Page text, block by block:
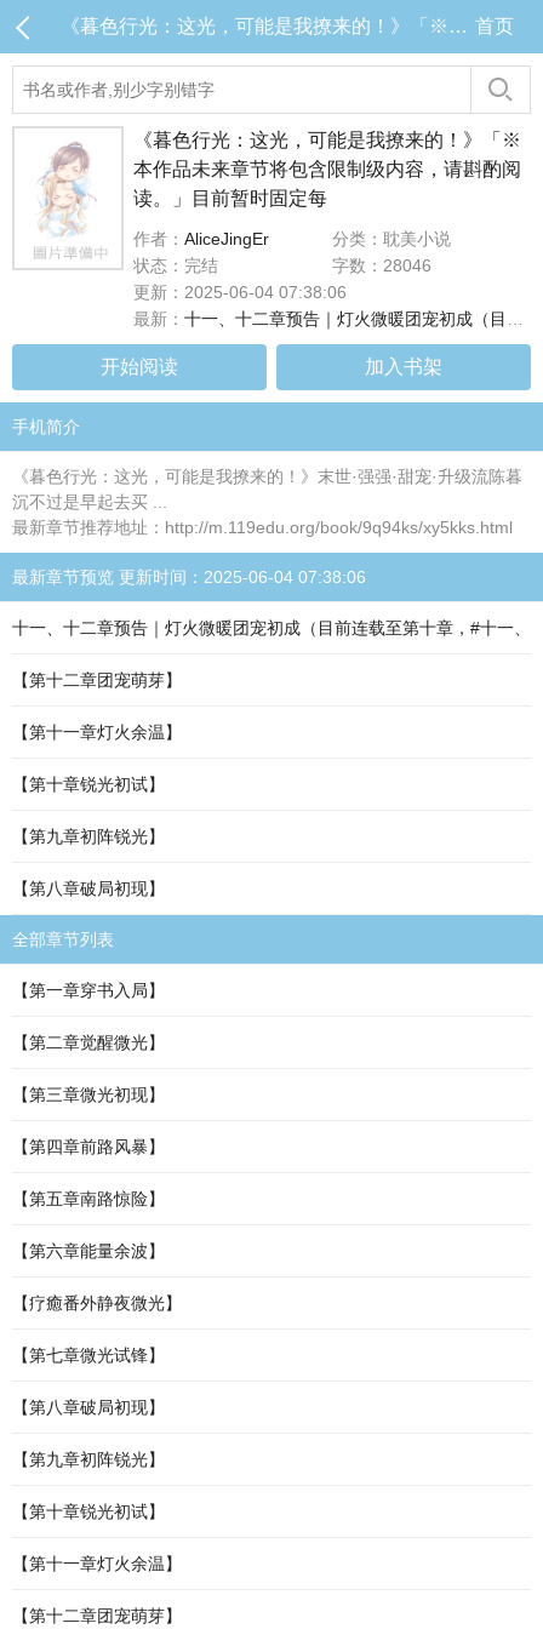
《暮色行光：这光，可能是我撩来的！》「※本作品未来章节将包含限制级内容，请斟酌阅读。」目前暂时固定每 目录 (共14章) 首页
《暮色行光：这光，可能是我撩来的！》「※
本作品未来章节将包含限制级内容，请斟酌阅
读。」目前暂时固定每
作者： AliceJingEr
分类：耽美小说
状态：完结
字数：28046
更新：2025-06-04 07:38:06
最新： 十一、十二章预告｜灯火微暖团宠初成（目前连载至第十章，#十一、十二章将於下周二早上8点更新！）
开始阅读 加入书架
手机简介
《暮色行光：这光，可能是我撩来的！》末世·强强·甜宠·升级流陈暮
沉不过是早起去买 ...
最新章节推荐地址：http://m.119edu.org/book/9q94ks/xy5kks.html
最新章节预览 更新时间：2025-06-04 07:38:06
十一、十二章预告｜灯火微暖团宠初成（目前连载至第十章，#十一、
【第十二章团宠萌芽】
【第十一章灯火余温】
【第十章锐光初试】
【第九章初阵锐光】
【第八章破局初现】
全部章节列表
【第一章穿书入局】
【第二章觉醒微光】
【第三章微光初现】
【第四章前路风暴】
【第五章南路惊险】
【第六章能量余波】
【疗癒番外静夜微光】
【第七章微光试锋】
【第八章破局初现】
【第九章初阵锐光】
【第十章锐光初试】
【第十一章灯火余温】
【第十二章团宠萌芽】